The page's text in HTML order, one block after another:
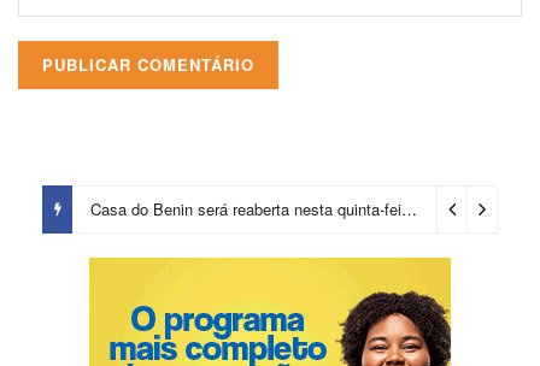
Casa do Benin será reaberta nesta quinta-feira (6) 13 horas ago